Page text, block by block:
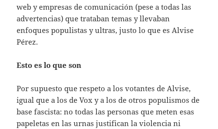
web y empresas de comunicación (pese a todas las
advertencias) que trataban temas y llevaban
enfoques populistas y ultras, justo lo que es Alvise
Pérez.
Esto es lo que son
Por supuesto que respeto a los votantes de Alvise,
igual que a los de Vox y a los de otros populismos de
base fascista: no todas las personas que meten esas
papeletas en las urnas justifican la violencia ni